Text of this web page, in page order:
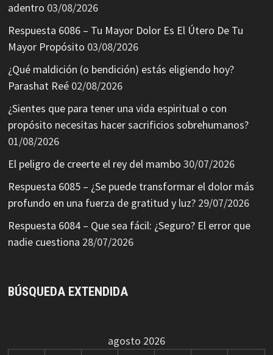
adentro 03/08/2026
Respuesta 6086 – Tu Mayor Dolor Es El Útero De Tu
Mayor Propósito 03/08/2026
¿Qué maldición (o bendición) estás eligiendo hoy?
Parashat Reé 02/08/2026
¿Sientes que para tener una vida espiritual o con
propósito necesitas hacer sacrificios sobrehumanos?
01/08/2026
El peligro de creerte el rey del mambo 30/07/2026
Respuesta 6085 – ¿Se puede transformar el dolor más
profundo en una fuerza de gratitud y luz? 29/07/2026
Respuesta 6084 – Que sea fácil: ¿Seguro? El error que
nadie cuestiona 28/07/2026
BÚSQUEDA EXTENDIDA
agosto 2026